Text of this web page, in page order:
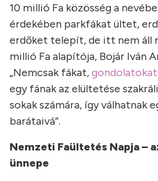
10 millió Fa közösség a
érdekében parkfákat ültet,
erdőket telepít, de itt nem áll
millió Fa alapítója, Bojár Iván
„Nemcsak fákat,
egy fának az elültetése
sokak számára, így válhatnak
barátaivá”.
Nemzeti Faültetés Napja –
ünnepe